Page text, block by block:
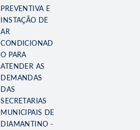
PREVENTIVA E
INSTAÇÃO DE
AR
CONDICIONAD
O PARA
ATENDER AS
DEMANDAS
DAS
SECRETARIAS
MUNICIPAIS DE
DIAMANTINO -